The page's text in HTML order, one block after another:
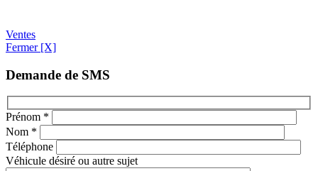
Ventes
Fermer [X]
Demande de SMS
Prénom *
Nom *
Téléphone
Véhicule désiré ou autre sujet